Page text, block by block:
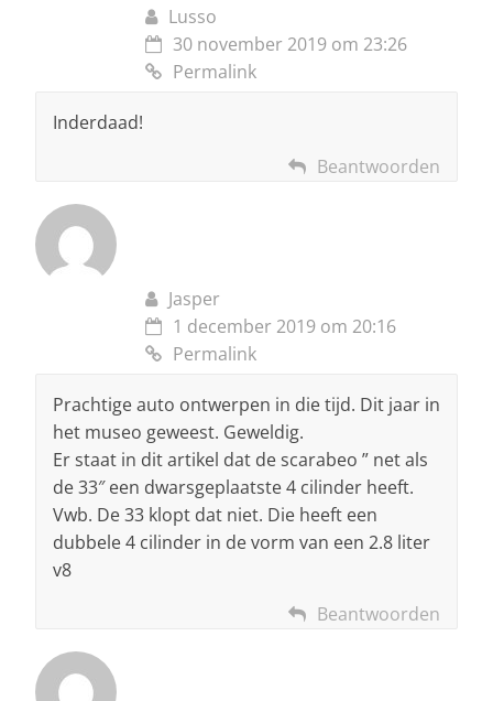
Lusso
30 november 2019 om 23:26
Permalink
Inderdaad!
Beantwoorden
Jasper
1 december 2019 om 20:16
Permalink
Prachtige auto ontwerpen in die tijd. Dit jaar in
het museo geweest. Geweldig.
Er staat in dit artikel dat de scarabeo ” net als
de 33″ een dwarsgeplaatste 4 cilinder heeft.
Vwb. De 33 klopt dat niet. Die heeft een
dubbele 4 cilinder in de vorm van een 2.8 liter
v8
Beantwoorden